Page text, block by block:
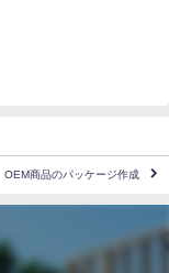
OEM商品のパッケージ作成